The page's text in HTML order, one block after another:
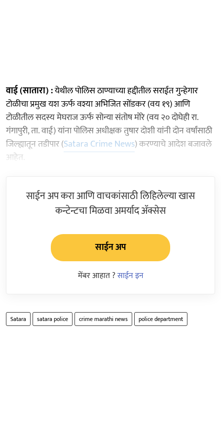
वाई (सातारा) :येथील पोलिस ठाण्याच्या हद्दीतील सराईत गुन्हेगार
टोळीचा प्रमुख यश ऊर्फ वश्या अभिजित सोंडकर (वय १९) आणि
टोळीतील सदस्य मेघराज ऊर्फ सोन्या संतोष मोरे (वय २० दोघेही रा.
गंगापुरी, ता. वाई) यांना पोलिस अधीक्षक तुषार दोशी यांनी दोन वर्षांसाठी
जिल्ह्यातून तडीपार (Satara Crime News) करण्‍याचे आदेश बजावले
आहेत.
साईन अप करा आणि वाचकांसाठी लिहिलेल्या खास
कन्टेन्टचा मिळवा अमर्याद ॲक्सेस
साईन अप
मेंबर आहात ?साईन इन
Satara satara police crime marathi news police department